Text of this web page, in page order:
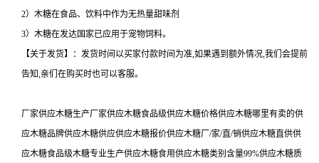
2）木糖在食品、饮料中作为无热量甜味剂
3）木糖在发达国家已应用于宠物饲料。
【关于发货】：发货时间以买家付款时间为准,如果遇到额外情况,我们会提前
告知,亲们在购买时也可以客服。
厂家供应木糖生产厂家供应木糖食品级供应木糖价格供应木糖哪里有卖的供
应木糖品牌供应木糖供应供应木糖报价供应木糖厂/家/直/销供应木糖直供供
应木糖食品级木糖专业生产供应木糖食用供应木糖类别含量99%供应木糖质